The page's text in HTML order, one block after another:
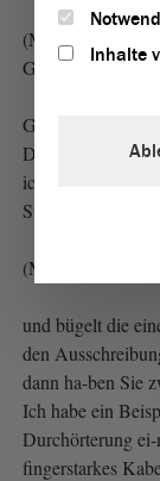
(Matthias
Genauso ist es!)
Glasfaser. Wenn
Dorfwinkel legen
ich muss sagen,
Stelle fleißig
(Matthias
und bügelt die
den
dann ha-ben Sie
Ich habe ein
Durchörterung
fingerstarkes
Inhalte